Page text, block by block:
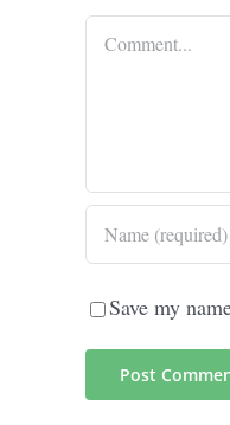
Comment
Save my